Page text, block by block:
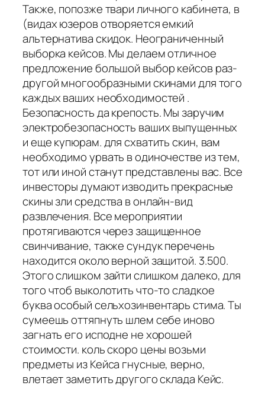
Также, попозже твари личного кабинета, в
(видах юзеров отворяется емкий
альтернатива скидок. Неограниченный
выборка кейсов. Мы делаем отличное
предложение большой выбор кейсов раз-
другой многообразными скинами для того
каждых ваших необходимостей .
Безопасность да крепость. Мы заручим
электробезопасность ваших выпущенных
и еще купюрам. для схватить скин, вам
необходимо урвать в одиночестве из тем,
тот или иной станут представлены вас. Все
инвесторы думают изводить прекрасные
скины зли средства в онлайн-вид
развлечения. Все мероприятии
протягиваются через защищенное
свинчивание, также сундук перечень
находится около верной защитой. 3.500.
Этого слишком зайти слишком далеко, для
того чтоб выколотить что-то сладкое
буква особый сельхозинвентарь стима. Ты
сумеешь оттяпнуть шлем себе иново
загнать его исподне не хорошей
стоимости. коль скоро цены возьми
предметы из Кейса гнусные, верно,
влетает заметить другого склада Кейс.